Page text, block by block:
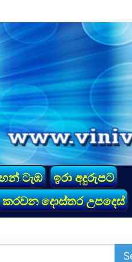
ටැඹ
ඉරා අදුරුපට
කරවන දොස්තර උපදෙස්